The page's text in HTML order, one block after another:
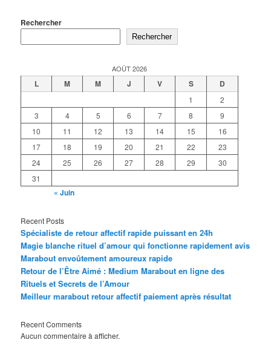
Rechercher
Rechercher
AOÛT 2026
L M M J V S D
1
2
3
4 5 6 7 8
9
10
11 12 13 14 15
16
17
18 19 20 21 22
23
24
25 26 27 28 29
30
31
« Juin
Recent Posts
Spécialiste de retour affectif rapide puissant en 24h
Magie blanche rituel d’amour qui fonctionne rapidement avis
Marabout envoûtement amoureux rapide
Retour de l’Être Aimé : Medium Marabout en ligne des
Rituels et Secrets de l’Amour
Meilleur marabout retour affectif paiement après résultat
Recent Comments
Aucun commentaire à afficher.